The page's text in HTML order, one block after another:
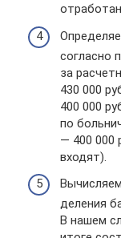
согласно
за
430 000
400 000
по
— 400 000
входят).
деления
В нашем